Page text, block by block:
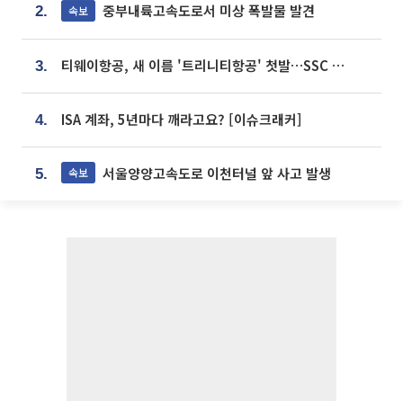
2. 속보 중부내륙고속도로서 미상 폭발물 발견
3. 티웨이항공, 새 이름 '트리니티항공' 첫발…SSC 전략 본격화
4. ISA 계좌, 5년마다 깨라고요? [이슈크래커]
5. 속보 서울양양고속도로 이천터널 앞 사고 발생